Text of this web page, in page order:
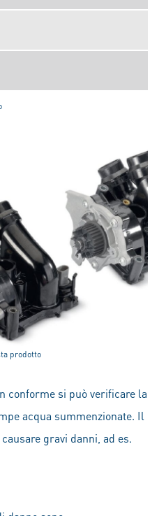
prodotto
conforme si può verificare la
acqua summenzionate. Il
gravi danni, ad es.